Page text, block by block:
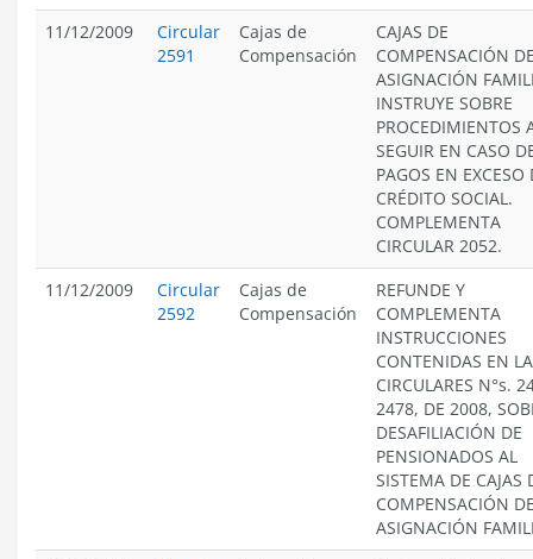
11/12/2009
Circular
2591
Cajas de
Compensación
CAJAS DE
COMPENSACIÓN
ASIGNACIÓN
INSTRUYE SOBRE
PROCEDIMIENTOS
SEGUIR EN CASO
PAGOS EN EXCESO
CRÉDITO SOCIAL.
COMPLEMENTA
CIRCULAR 2052.
11/12/2009
Circular
2592
Cajas de
Compensación
REFUNDE Y
COMPLEMENTA
INSTRUCCIONES
CONTENIDAS EN
CIRCULARES N°s.
2478, DE 2008,
DESAFILIACIÓN DE
PENSIONADOS AL
SISTEMA DE CAJAS
COMPENSACIÓN
ASIGNACIÓN